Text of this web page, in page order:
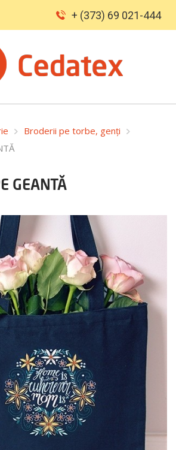
+ (373) 69 021-444
Broderii pe torbe, genți
GEANTĂ